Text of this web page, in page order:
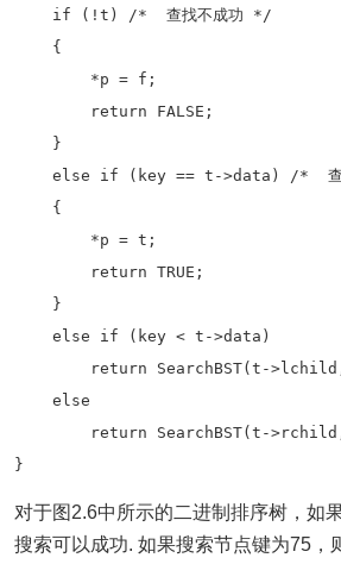
    if (!t) /*  查找不成功 */
    {
        *p = f;
        return FALSE;
    }
else if (key == t->data) /*  查
    {
        *p = t;
        return TRUE;
    }
    else if (key < t->data)
return SearchBST(t-
    else
return SearchBST(t-
对于图2.6中所示的二进制排序树，如
搜索可以成功. 如果搜索节点键为75，